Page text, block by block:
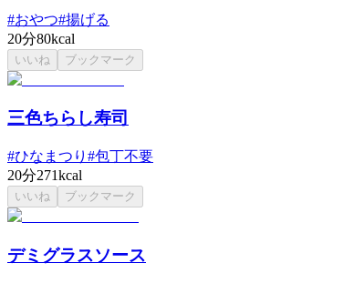
#おやつ#揚げる
20分80kcal
いいね ブックマーク
三色ちらし寿司
#ひなまつり #包丁不要
20分271kcal
いいね ブックマーク
デミグラスソース